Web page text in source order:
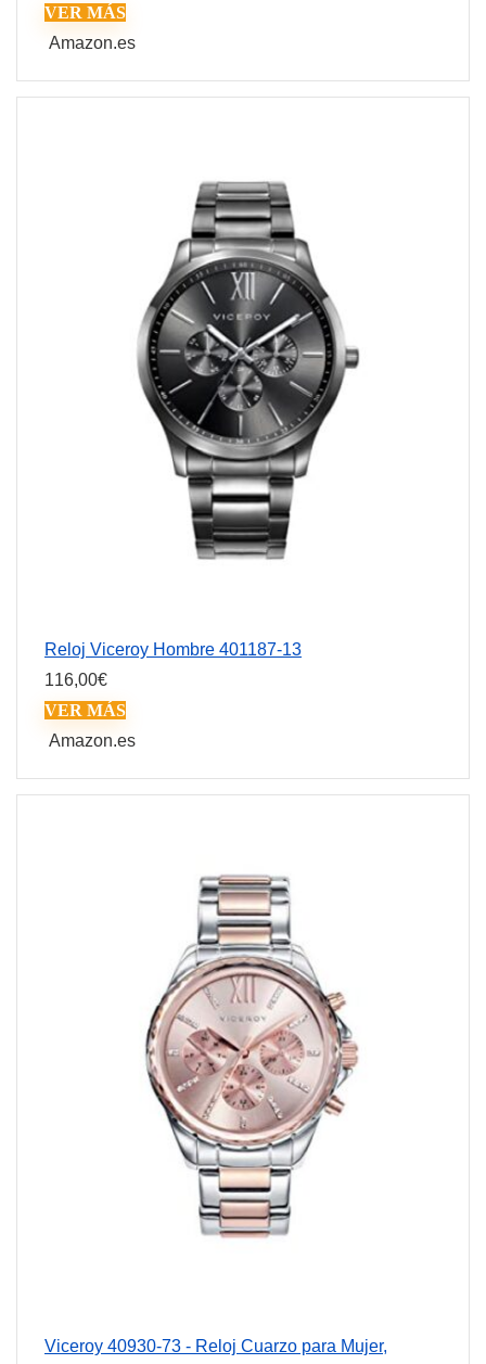
VER MÁS
Amazon.es
Reloj Viceroy Hombre 401187-13
116,00€
VER MÁS
Amazon.es
Viceroy 40930-73 - Reloj Cuarzo para Mujer,